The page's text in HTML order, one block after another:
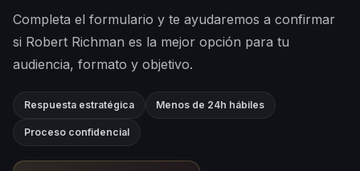
Completa el formulario y te ayudaremos a confirmar
si Robert Richman es la mejor opción para tu
audiencia, formato y objetivo.
Respuesta estratégica Menos de 24h hábiles
Proceso confidencial